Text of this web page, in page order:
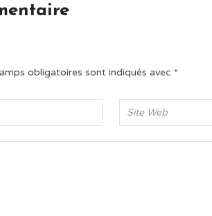
obligatoires sont indiqués avec *